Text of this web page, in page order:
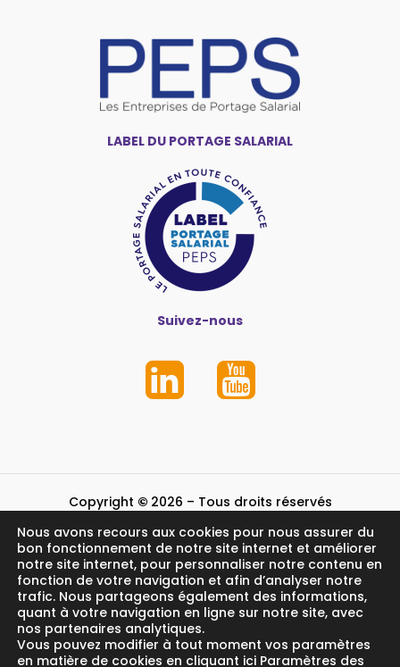
LABEL DU PORTAGE SALARIAL
Suivez-nous
Copyright © 2026 – Tous droits réservés
Mentions légales et crédits
Nous avons recours aux cookies pour nous assurer du
bon fonctionnement de notre site internet et améliorer
notre site internet, pour personnaliser notre contenu en
fonction de votre navigation et afin d’analyser notre
trafic. Nous partageons également des informations,
quant à votre navigation en ligne sur notre site, avec
nos partenaires analytiques.
Vous pouvez modifier à tout moment vos paramètres
en matière de cookies en cliquant ici Paramètres des